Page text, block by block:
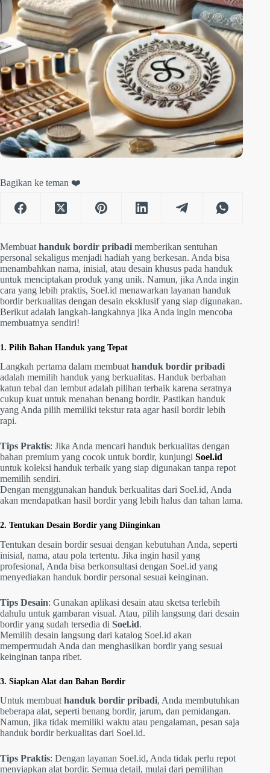
Bagikan ke teman ❤️
Membuat handuk bordir pribadi memberikan sentuhan
personal sekaligus menjadi hadiah yang berkesan. Anda bisa
menambahkan nama, inisial, atau desain khusus pada handuk
untuk menciptakan produk yang unik. Namun, jika Anda ingin
cara yang lebih praktis, Soel.id menawarkan layanan handuk
bordir berkualitas dengan desain eksklusif yang siap digunakan.
Berikut adalah langkah-langkahnya jika Anda ingin mencoba
membuatnya sendiri!
1. Pilih Bahan Handuk yang Tepat
Langkah pertama dalam membuat handuk bordir pribadi
adalah memilih handuk yang berkualitas. Handuk berbahan
katun tebal dan lembut adalah pilihan terbaik karena seratnya
cukup kuat untuk menahan benang bordir. Pastikan handuk
yang Anda pilih memiliki tekstur rata agar hasil bordir lebih
rapi.
Tips Praktis: Jika Anda mencari handuk berkualitas dengan
bahan premium yang cocok untuk bordir, kunjungi Soel.id
untuk koleksi handuk terbaik yang siap digunakan tanpa repot
memilih sendiri.
Dengan menggunakan handuk berkualitas dari Soel.id, Anda
akan mendapatkan hasil bordir yang lebih halus dan tahan lama.
2. Tentukan Desain Bordir yang Diinginkan
Tentukan desain bordir sesuai dengan kebutuhan Anda, seperti
inisial, nama, atau pola tertentu. Jika ingin hasil yang
profesional, Anda bisa berkonsultasi dengan Soel.id yang
menyediakan handuk bordir personal sesuai keinginan.
Tips Desain: Gunakan aplikasi desain atau sketsa terlebih
dahulu untuk gambaran visual. Atau, pilih langsung dari desain
bordir yang sudah tersedia di Soel.id.
Memilih desain langsung dari katalog Soel.id akan
mempermudah Anda dan menghasilkan bordir yang sesuai
keinginan tanpa ribet.
3. Siapkan Alat dan Bahan Bordir
Untuk membuat handuk bordir pribadi, Anda membutuhkan
beberapa alat, seperti benang bordir, jarum, dan pemidangan.
Namun, jika tidak memiliki waktu atau pengalaman, pesan saja
handuk bordir berkualitas dari Soel.id.
Tips Praktis: Dengan layanan Soel.id, Anda tidak perlu repot
menyiapkan alat bordir. Semua detail, mulai dari pemilihan